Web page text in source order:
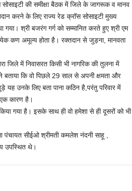
की समीक्षा बैठक में जिले के जागरूक व मानव
करने के लिए राज्य रेड क्रॉस सोसाइटी मुख्य
गया। श्री बजरंग गर्ग को सम्मानित करते हुए श्री एम
कण अमूल्य होता है। रक्तदान से जुड़ना, मानवता
जिले में निवासरत किसी भी नागरिक की तुलना में
बताया कि वो पिछले 29 साल से अपनी क्षमता और
उनके लिए बता पाना कठिन है,परंतु परिवार में
एक कारण है।
गया है। इसके साथ ही वो हमेशा से ही दूसरों को भी
सीईओ श्रीमती कमलेश नंदनी साहू ,
उपस्थित थे।